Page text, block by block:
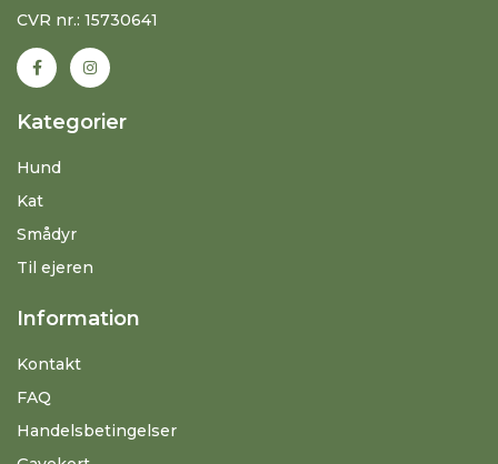
CVR nr.: 15730641
Kategorier
Hund
Kat
Smådyr
Til ejeren
Information
Kontakt
FAQ
Handelsbetingelser